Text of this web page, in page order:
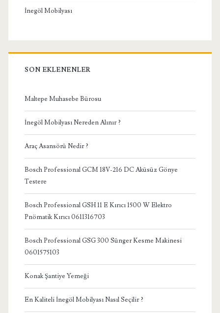
İnegöl Mobilyası
SON EKLENENLER
Maltepe Muhasebe Bürosu
İnegöl Mobilyası Nereden Alınır ?
Araç Asansörü Nedir ?
Bosch Professional GCM 18V-216 DC Aküsüz Gönye
Testere
Bosch Professional GSH 11 E Kırıcı 1500 W Elektro
Pnömatik Kırıcı 0611316703
Bosch Professional GSG 300 Sünger Kesme Makinesi
0601575103
Konak Şantiye Yemeği
En Kaliteli İnegöl Mobilyası Nasıl Seçilir ?